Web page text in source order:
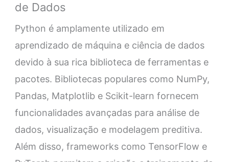
de Dados
Python é amplamente utilizado em
aprendizado de máquina e ciência de dados
devido à sua rica biblioteca de ferramentas e
pacotes. Bibliotecas populares como NumPy,
Pandas, Matplotlib e Scikit-learn fornecem
funcionalidades avançadas para análise de
dados, visualização e modelagem preditiva.
Além disso, frameworks como TensorFlow e